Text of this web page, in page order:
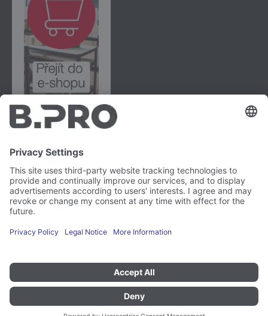
B.PRO GmbH
Flehinger Straße 59
75038 Oberderdingen
Tiráž
Ochrana údajů
Instagram
LinkedIn
YouTube